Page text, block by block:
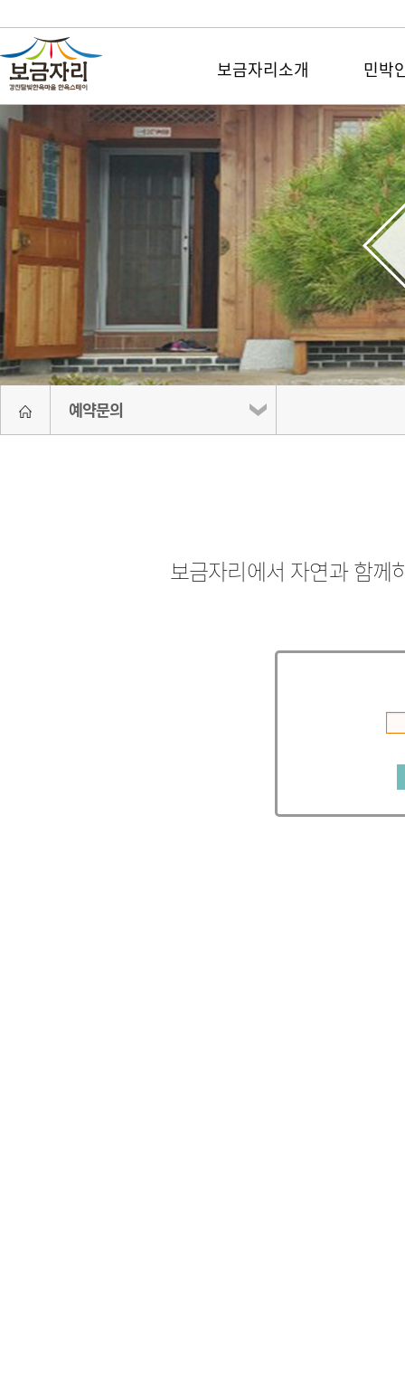
보금자리소개 민박
예약문의
보금자리에서 자연과 함께